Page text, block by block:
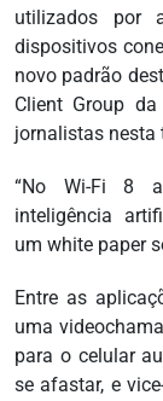
utilizados por
dispositivos
novo padrão
Client Group
jornalistas nesta
“No Wi-Fi 8
inteligência
um white paper
Entre as
uma
para o celular
se afastar, e